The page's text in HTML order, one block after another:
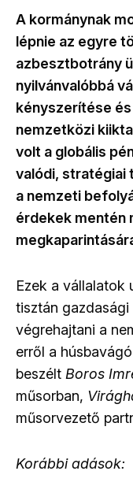
A kormánynak
lépnie az egyre
azbesztbotrány
nyilvánvalóbbá
kényszerítése
nemzetközi
volt a globális
valódi, stratégiai
a nemzeti
érdekek mentén
Ezek a vállalatok
tisztán
végrehajtani a
erről a
beszélt Boros
műsorban,
műsorvezető
Korábbi adások: